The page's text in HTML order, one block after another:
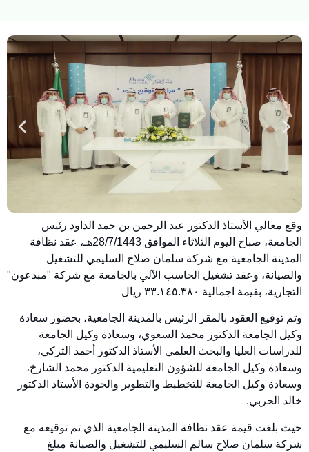
وقع معالي الأستاذ الدكتور عبد الرحمن بن حمد الداود رئيس
الجامعة، صباح اليوم الثلاثاء الموافق 28/7/1443هـ، عقد نظافة
المدينة الجامعية مع شركة سلمان صلاح السليمي للتشغيل
والصيانة، وعقد تشغيل الحاسب الآلي بالجامعة مع شركة "مبدعون"
التجارية، بقيمة اجمالية ٣٣.١٤٥.٣٨٠ ريال
وتم توقيع العقود بالمقر الرئيس بالمدينة الجامعية، بحضور سعادة
وكيل الجامعة الدكتور محمد السعوي، وسعادة وكيل الجامعة
للدراسات العليا والبحث العلمي الأستاذ الدكتور أحمد التركي،
وسعادة وكيل الجامعة للشؤون التعليمية الدكتور محمد الشارخ،
وسعادة وكيل الجامعة للتخطيط والتطوير والجودة الأستاذ الدكتور
خالد الحربي.
حيث بلغت قيمة عقد نظافة المدينة الجامعية الذي تم توقيعه مع
شركة سلمان صلاح سالم السليمي للتشغيل والصيانة مبلغ